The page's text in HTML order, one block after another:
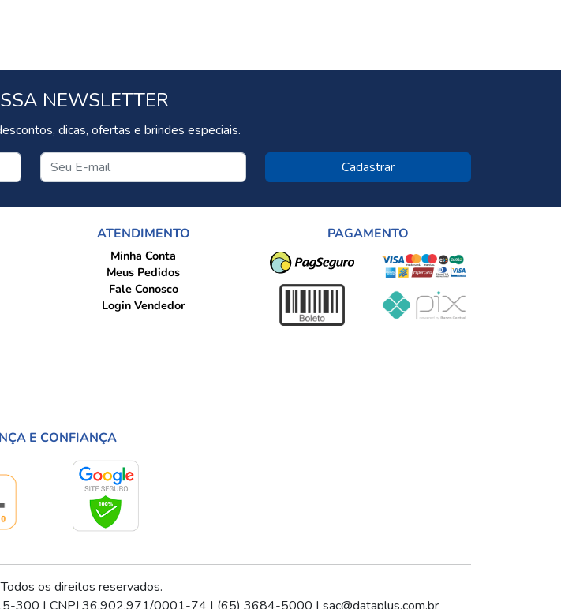
NEWSLETTER
dicas, ofertas e brindes especiais.
Cadastrar
ATENDIMENTO
Minha Conta
Meus Pedidos
Fale Conosco
Login Vendedor
PAGAMENTO
E CONFIANÇA
os direitos reservados.